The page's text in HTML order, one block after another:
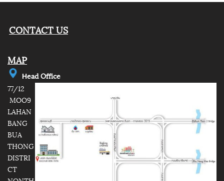
CONTACT US
MAP
Head Office
77/12
MOO9
LAHAN
BANG
BUA
THONG
DISTRI
CT